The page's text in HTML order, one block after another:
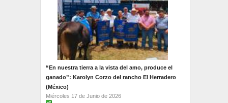
“En nuestra tierra a la vista del amo, produce el
ganado”: Karolyn Corzo del rancho El Herradero
(México)
Miércoles 17 de Junio de 2026